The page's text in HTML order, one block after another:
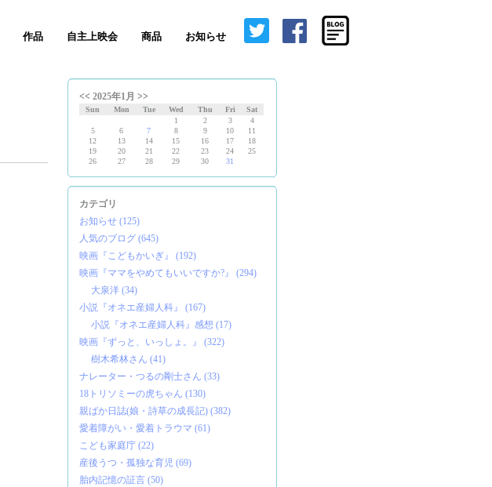
作品 自主上映会 商品 お知らせ
<<2025年1月 >>
Sun Mon Tue Wed Thu Fri
Sat
1
2 3
4
5
6 7 8 9 10
11
12
13 14 15 16 17
18
19
20 21 22 23 24
25
26
27 28 29 30 31
カテゴリ
お知らせ (125)
人気のブログ (645)
映画『こどもかいぎ』 (192)
映画『ママをやめてもいいですか?』 (294)
大泉洋 (34)
小説『オネエ産婦人科』 (167)
小説『オネエ産婦人科』感想 (17)
映画『ずっと、いっしょ。』 (322)
樹木希林さん (41)
ナレーター・つるの剛士さん (33)
18トリソミーの虎ちゃん (130)
親ばか日誌(娘・詩草の成長記) (382)
愛着障がい・愛着トラウマ (61)
こども家庭庁 (22)
産後うつ・孤独な育児 (69)
胎内記憶の証言 (50)